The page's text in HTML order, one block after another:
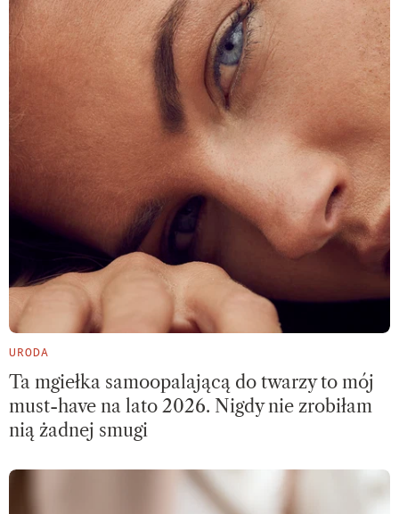
URODA
Ta mgiełka samoopalającą do twarzy to mój
must-have na lato 2026. Nigdy nie zrobiłam
nią żadnej smugi